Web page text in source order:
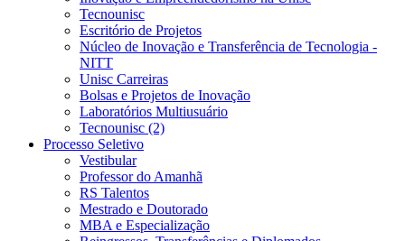
Tecnounisc
Escritório de Projetos
Núcleo de Inovação e Transferência de Tecnologia -
NITT
Unisc Carreiras
Bolsas e Projetos de Inovação
Laboratórios Multiusuário
Tecnounisc (2)
Processo Seletivo
Vestibular
Professor do Amanhã
RS Talentos
Mestrado e Doutorado
MBA e Especialização